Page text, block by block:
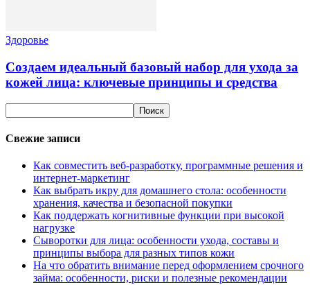
Здоровье
Создаем идеальный базовый набор для ухода за
кожей лица: ключевые принципы и средства
Свежие записи
Как совместить веб-разработку, программные решения и
интернет-маркетинг
Как выбрать икру для домашнего стола: особенности
хранения, качества и безопасной покупки
Как поддержать когнитивные функции при высокой
нагрузке
Сыворотки для лица: особенности ухода, составы и
принципы выбора для разных типов кожи
На что обратить внимание перед оформлением срочного
займа: особенности, риски и полезные рекомендации